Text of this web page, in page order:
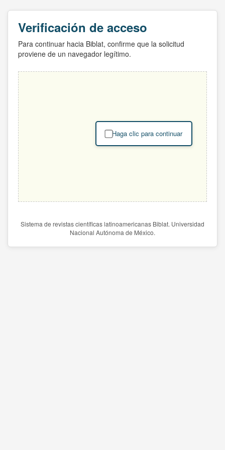
Verificación de acceso
Para continuar hacia Biblat, confirme que la solicitud
proviene de un navegador legítimo.
Haga clic para continuar
Sistema de revistas científicas latinoamericanas Biblat. Universidad
Nacional Autónoma de México.